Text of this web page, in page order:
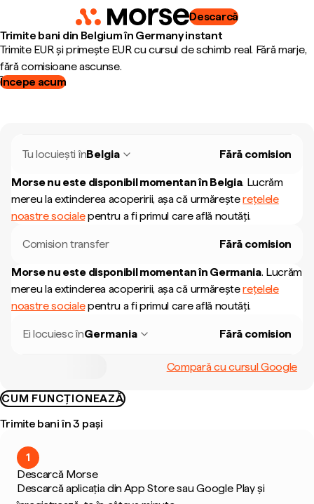
Descarcă
Trimite bani din Belgium în Germany instant
Trimite EUR și primește EUR cu cursul de schimb real. Fără marje,
fără comisioane ascunse.
Începe acum
Tu locuiești înBelgia Fără comision
Morse nu este disponibil momentan în Belgia. Lucrăm
mereu la extinderea acoperirii, așa că urmăreșterețelele
noastre socialepentru a fi primul care află noutăți.
Comision transfer Fără comision
Morse nu este disponibil momentan în Germania. Lucrăm
mereu la extinderea acoperirii, așa că urmăreșterețelele
noastre socialepentru a fi primul care află noutăți.
Ei locuiesc înGermania Fără comision
Compară cu cursul Google
CUM FUNCȚIONEAZĂ
Trimite bani în 3 pași
1
Descarcă Morse
Descarcă aplicația din App Store sau Google Play și